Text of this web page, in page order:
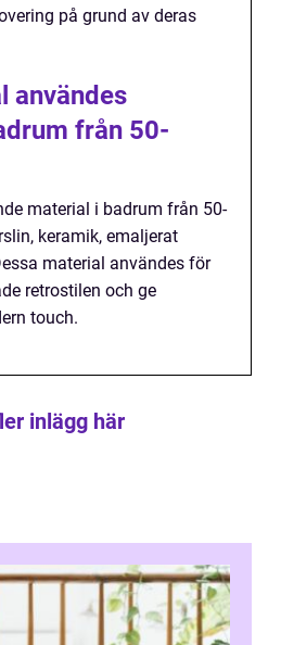
på grund av deras
användes
från 50-
material i badrum från 50-
keramik, emaljerat
material användes för
retrostilen och ge
touch.
inlägg här